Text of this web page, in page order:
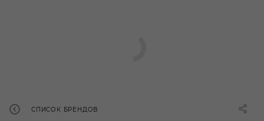
СПИСОК БРЕНДОВ